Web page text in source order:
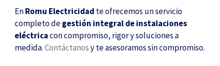
EnRomu Electricidad te ofrecemos un servicio
completo degestión integral de instalaciones
eléctricacon compromiso, rigor y soluciones a
medida.Contáctanosy te asesoramos sin compromiso.